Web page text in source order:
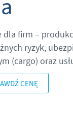
firm –
ryzyk,
(cargo) oraz
CENĘ